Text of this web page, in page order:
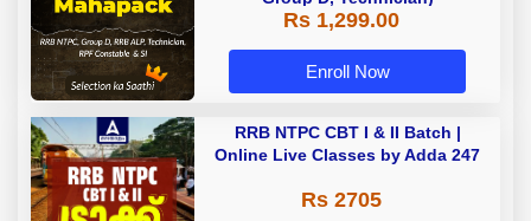
Rs 1,299.00
Enroll Now
RRB NTPC CBT I & II Batch |
Online Live Classes by Adda 247
Rs 2705